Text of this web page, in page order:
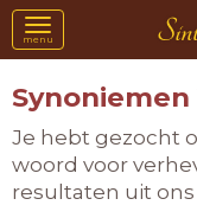
Toggle
navigation
menu
Je hebt gezocht
woord voor
resultaten uit